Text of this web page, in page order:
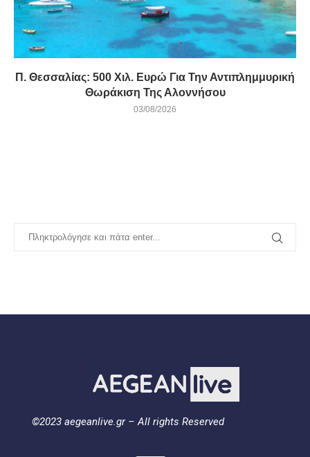
Π. Θεσσαλίας: 500 Χιλ. Ευρώ Για Την Αντιπλημμυρική
Θωράκιση Της Αλοννήσου
03/08/2026
©2023 aegeanlive.gr – All rights Reserved